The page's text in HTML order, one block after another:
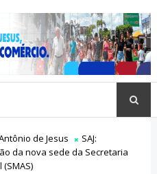
de Jesus
SAJ:
da nova sede da Secretaria